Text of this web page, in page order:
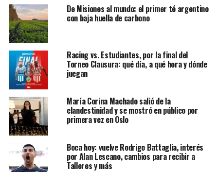
De Misiones al mundo: el primer té argentino
con baja huella de carbono
Racing vs. Estudiantes, por la final del
Torneo Clausura: qué día, a qué hora y dónde
juegan
María Corina Machado salió de la
clandestinidad y se mostró en público por
primera vez en Oslo
Boca hoy: vuelve Rodrigo Battaglia, interés
por Alan Lescano, cambios para recibir a
Talleres y más